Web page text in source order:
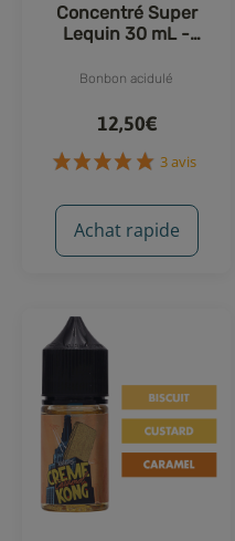
Concentré Super
Lequin 30 mL -
Bonbon acidulé
12,50€
Achat rapide